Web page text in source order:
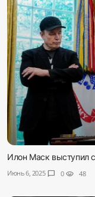
Илон Маск выступил
Июнь 6, 2025 chat_bubble 0 visibility 48